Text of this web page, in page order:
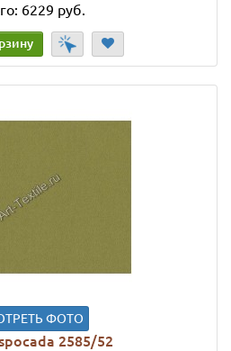
6229 руб.
ФОТО
2585/52